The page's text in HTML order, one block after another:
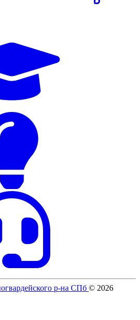
р-на СПб © 2026